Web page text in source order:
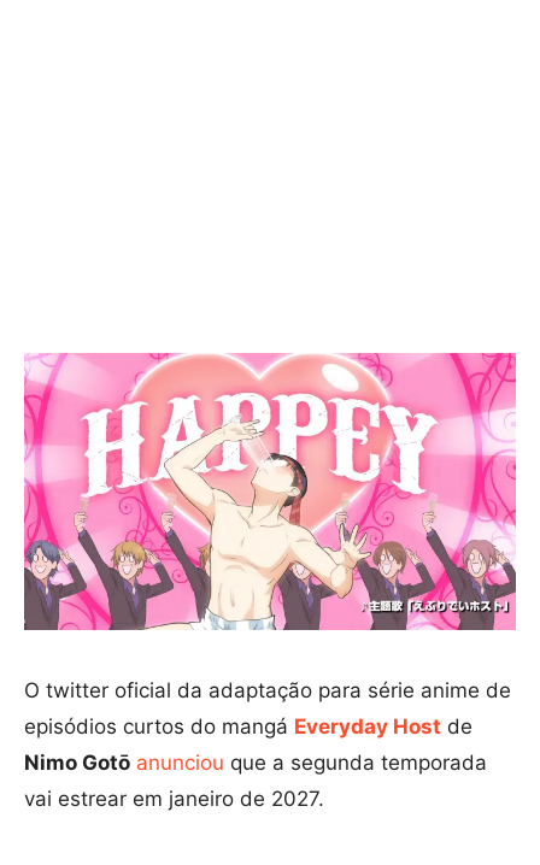
O twitter oficial da adaptação para série anime de
episódios curtos do mangá Everyday Host de
Nimo Gotō anunciou que a segunda temporada
vai estrear em janeiro de 2027.